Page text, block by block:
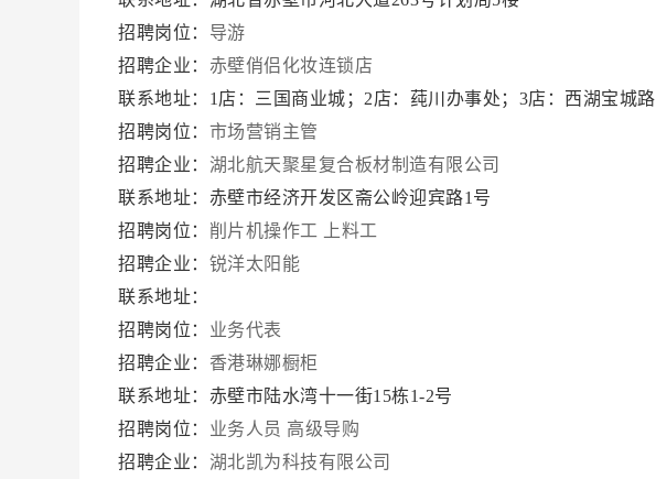
招聘岗位： 导游
招聘企业： 赤壁俏侣化妆连锁店
联系地址：1店：三国商业城；2店：莼川办事处；3店：西湖宝城路
招聘岗位： 市场营销主管
招聘企业： 湖北航天聚星复合板材制造有限公司
联系地址：赤壁市经济开发区斋公岭迎宾路1号
招聘岗位： 削片机操作工
上料工
招聘企业： 锐洋太阳能
联系地址：
招聘岗位： 业务代表
招聘企业： 香港琳娜橱柜
联系地址：赤壁市陆水湾十一街15栋1-2号
招聘岗位： 业务人员 高级导购
招聘企业： 湖北凯为科技有限公司